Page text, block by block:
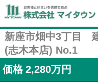
新座市畑中3丁目
(志木本店) No.1
価格 2,280万円